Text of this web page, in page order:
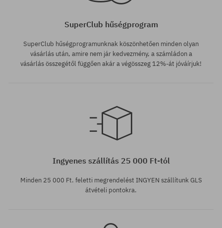
SuperClub hűségprogram
SuperClub hűségprogramunknak köszönhetően minden olyan
vásárlás után, amire nem jár kedvezmény, a számládon a
vásárlás összegétől függően akár a végösszeg 12%-át jóváírjuk!
Ingyenes szállítás 25 000 Ft-tól
Minden 25 000 Ft. feletti megrendelést INGYEN szállítunk GLS
átvételi pontokra.